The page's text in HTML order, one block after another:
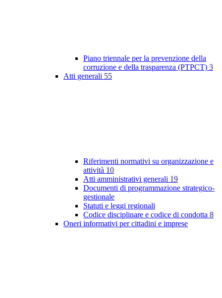
Piano triennale per la prevenzione della
corruzione e della trasparenza (PTPCT) 3
Atti generali 55
Riferimenti normativi su organizzazione e
attività 10
Atti amministrativi generali 19
Documenti di programmazione strategico-
gestionale
Statuti e leggi regionali
Codice disciplinare e codice di condotta 8
Oneri informativi per cittadini e imprese